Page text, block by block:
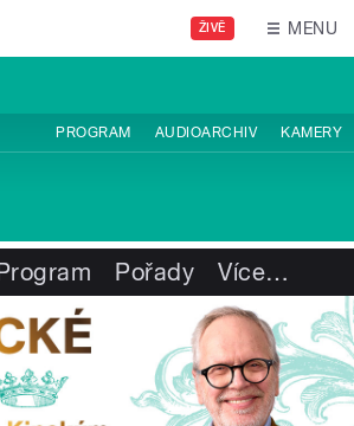
ŽIVĚ MENU
PROGRAM AUDIOARCHIV KAMERY
Pořady Více…